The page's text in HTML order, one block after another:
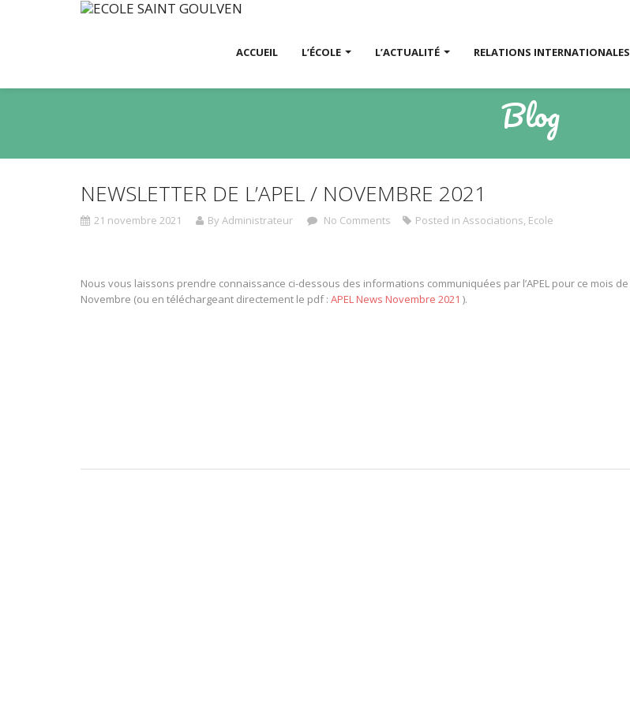
ACCUEIL L’ÉCOLE L’ACTUALITÉ RELATIONS INTERNATIONALES
Blog
NEWSLETTER DE L’APEL / NOVEMBRE 2021
21 novembre 2021 By Administrateur No Comments Posted in Associations, Ecole
Nous vous laissons prendre connaissance ci-dessous des informations communiquées par l’APEL pour ce mois de
Novembre (ou en téléchargeant directement le pdf : APEL News Novembre 2021 ).